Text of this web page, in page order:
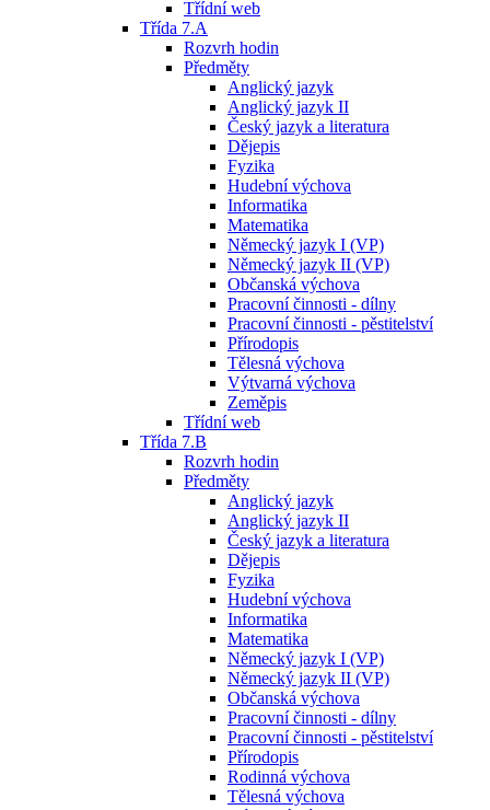
Třídní web
Třída 7.A
Rozvrh hodin
Předměty
Anglický jazyk
Anglický jazyk II
Český jazyk a literatura
Dějepis
Fyzika
Hudební výchova
Informatika
Matematika
Německý jazyk I (VP)
Německý jazyk II (VP)
Občanská výchova
Pracovní činnosti - dílny
Pracovní činnosti - pěstitelství
Přírodopis
Tělesná výchova
Výtvarná výchova
Zeměpis
Třídní web
Třída 7.B
Rozvrh hodin
Předměty
Anglický jazyk
Anglický jazyk II
Český jazyk a literatura
Dějepis
Fyzika
Hudební výchova
Informatika
Matematika
Německý jazyk I (VP)
Německý jazyk II (VP)
Občanská výchova
Pracovní činnosti - dílny
Pracovní činnosti - pěstitelství
Přírodopis
Rodinná výchova
Tělesná výchova